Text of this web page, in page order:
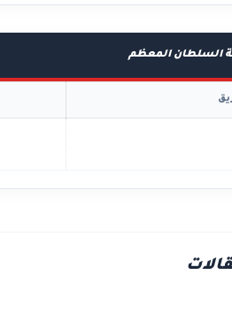
السلطان المعظم